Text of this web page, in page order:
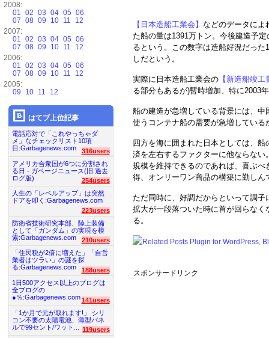
【日本造船工業会】 などのデータによ
た船の量は1391万トン。今後建造予
るという。この数字は造船好況だっ
しだという。
実際に日本造船工業会の 【新造船竣
る部分もあるが)暫時増加、特に2003
船の建造が急増している背景には、
使うコンテナ船の需要が急増している
四方を海に囲まれた日本としては、
済を左右するファクターに他ならな
規模を維持できるのであれば、喜ぶ
得、オンリーワン商品の構築に勤しん
ただ同時に、好調だからといって調
拡大が一段落ついた時に首が回らな
る。
スポンサードリンク
2008:
01 02 03 04 05 06
07 08 09 10 11
12
2007:
01 02 03 04 05 06
07 08 09 10 11
12
2006:
01 02 03 04 05 06
07 08 09 10 11
12
2005:
09
10 11 12
はてブ上位記事
電話応対で「これやっちゃダ
メ」なチェックリスト10項
目:Garbagenews.com
316users
アメリカ合衆国が6つに分割され
る日 - ガベージニュース(旧:過去
ログ版)
254users
人生の「レベルアップ」は突然
ドアを叩く:Garbagenews.com
223users
防衛省技術研究本部、陸上装備
として「ガンダム」の実現を模
索:Garbagenews.com
210users
「住民税が2倍に増えた」「自営
業者はツラい」の謎を探
る:Garbagenews.com
188users
1日500アクセス以上のブログは
全ブログの
●％:Garbagenews.com 141users
「1か月で元が取れます!」 シリ
コン不要の太陽電池、薄型パネ
ルで99セント/ワット...
119users